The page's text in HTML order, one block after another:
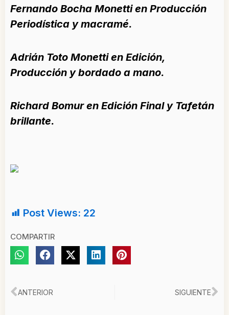
Fernando Bocha Monetti en Producción
Periodística y macramé.
Adrián Toto Monetti en Edición,
Producción y bordado a mano.
Richard Bomur en Edición Final y Tafetán
brillante.
Post Views: 22
COMPARTIR
Ant
ANTERIOR SIGUIENTE